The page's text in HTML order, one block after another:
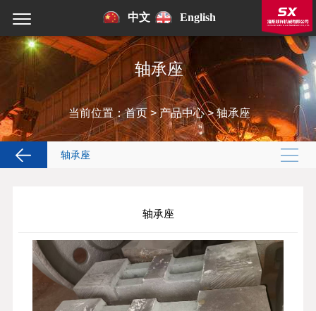
中文 English
轴承座
当前位置：首页>产品中心>轴承座
轴承座
轴承座